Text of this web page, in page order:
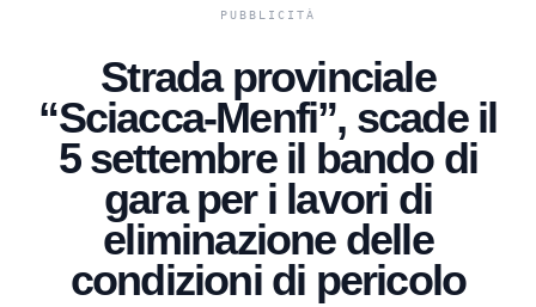
Strada provinciale
“Sciacca-Menfi”, scade il
5 settembre il bando di
gara per i lavori di
eliminazione delle
condizioni di pericolo